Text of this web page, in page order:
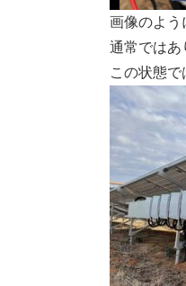
画像のよう
通常ではあ
この状態